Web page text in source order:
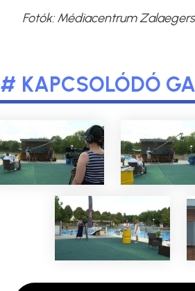
Fotók: Médiacentrum
# KAPCSOLÓDÓ